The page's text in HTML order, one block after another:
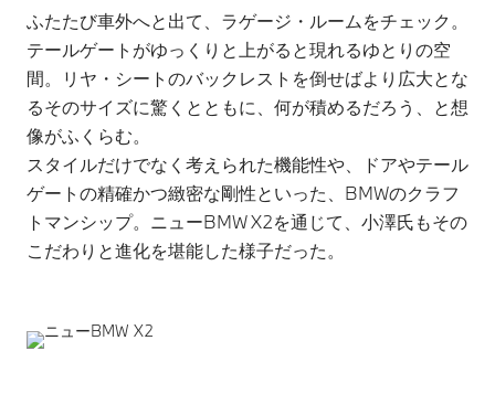
ふたたび車外へと出て、ラゲージ・ルームをチェック。
テールゲートがゆっくりと上がると現れるゆとりの空
間。リヤ・シートのバックレストを倒せばより広大とな
るそのサイズに驚くとともに、何が積めるだろう、と想
像がふくらむ。
スタイルだけでなく考えられた機能性や、ドアやテール
ゲートの精確かつ緻密な剛性といった、BMWのクラフ
トマンシップ。ニューBMW X2を通じて、小澤氏もその
こだわりと進化を堪能した様子だった。